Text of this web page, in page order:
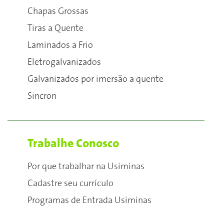
Chapas Grossas
Tiras a Quente
Laminados a Frio
Eletrogalvanizados
Galvanizados por imersão a quente
Sincron
Trabalhe Conosco
Por que trabalhar na Usiminas
Cadastre seu currículo
Programas de Entrada Usiminas